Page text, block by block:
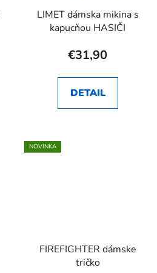
LIMET dámska mikina s
kapucňou HASIČI
€31,90
DETAIL
NOVINKA
FIREFIGHTER dámske
tričko